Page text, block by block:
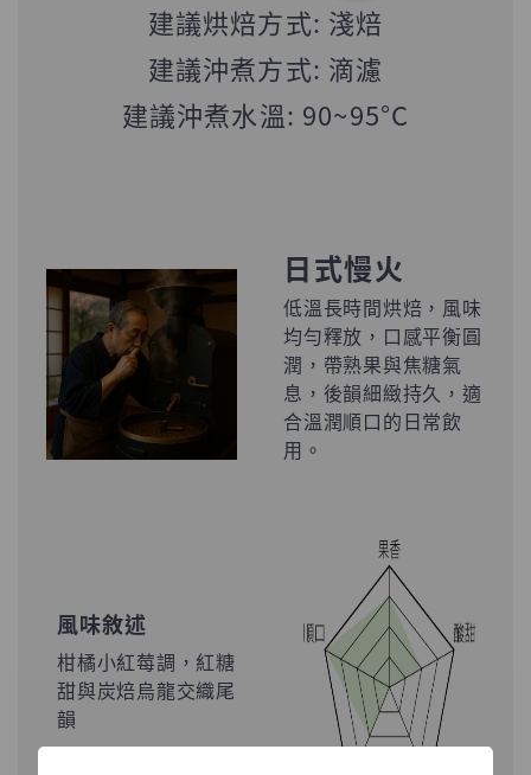
建議烘焙方式: 淺焙
建議沖煮方式: 滴濾
建議沖煮水溫: 90~95°C
日式慢火
低溫長時間烘焙，風味
均勻釋放，口感平衡圓
潤，帶熟果與焦糖氣
息，後韻細緻持久，適
合溫潤順口的日常飲
用。
風味敘述
柑橘小紅莓調，紅糖
甜與炭焙烏龍交織尾
韻